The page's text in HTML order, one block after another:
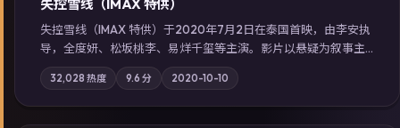
失控雪线（IMAX 特供）
失控雪线（IMAX 特供）于2020年7月2日在泰国首映，由李安执
导，全度妍、松坂桃李、易烊千玺等主演。影片以悬疑为叙事主
轴，旧案重提，真相与谎言在同一条时间线上交锋；摄影与配乐
强化地域气质；站内亦可通过「国产免费观看高清电视剧在线
看」延展检索同类型高分佳作，畅享高清在线追剧体验。
32,028 热度 9.6 分 2020-10-10